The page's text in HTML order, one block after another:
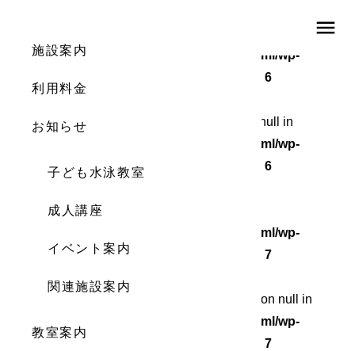
menu
施設案内
利用料金
お知らせ
子ども水泳教室
成人講座
イベント案内
関連施設案内
教室案内
/home/wordstock/numasupo.com/public_html/wp-
6
Warning: Attempt to read property "cat_ID" on null in
/home/wordstock/numasupo.com/public_html/wp-
content/themes/numaspo/single.php
6
Warning: Undefined array key 0 in
/home/wordstock/numasupo.com/public_html/wp-
content/themes/numaspo/single.php
7
: Attempt to read property "cat_name" on null in
/home/wordstock/numasupo.com/public_html/wp-
content/themes/numaspo/single.php
7